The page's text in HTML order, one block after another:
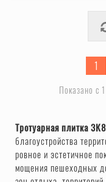
1
Показано с
Тротуарная плитка
благоустройства
ровное и эстетичное
мощения пешеходных